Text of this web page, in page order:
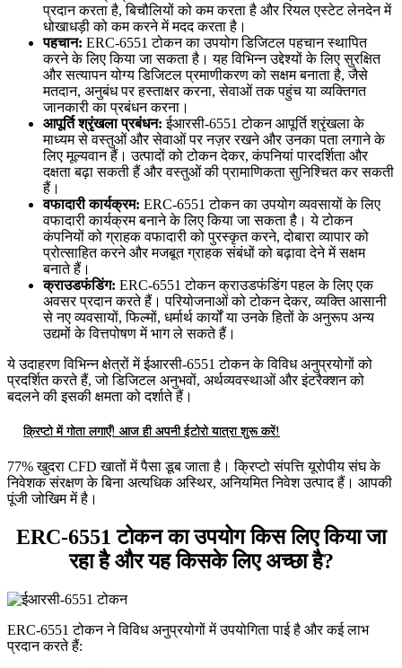
प्रदान करता है, बिचौलियों को कम करता है और रियल एस्टेट लेनदेन में
धोखाधड़ी को कम करने में मदद करता है।
पहचान: ERC-6551 टोकन का उपयोग डिजिटल पहचान स्थापित
करने के लिए किया जा सकता है। यह विभिन्न उद्देश्यों के लिए सुरक्षित
और सत्यापन योग्य डिजिटल प्रमाणीकरण को सक्षम बनाता है, जैसे
मतदान, अनुबंध पर हस्ताक्षर करना, सेवाओं तक पहुंच या व्यक्तिगत
जानकारी का प्रबंधन करना।
आपूर्ति श्रृंखला प्रबंधन: ईआरसी-6551 टोकन आपूर्ति श्रृंखला के
माध्यम से वस्तुओं और सेवाओं पर नज़र रखने और उनका पता लगाने के
लिए मूल्यवान हैं। उत्पादों को टोकन देकर, कंपनियां पारदर्शिता और
दक्षता बढ़ा सकती हैं और वस्तुओं की प्रामाणिकता सुनिश्चित कर सकती
हैं।
वफादारी कार्यक्रम: ERC-6551 टोकन का उपयोग व्यवसायों के लिए
वफादारी कार्यक्रम बनाने के लिए किया जा सकता है। ये टोकन
कंपनियों को ग्राहक वफादारी को पुरस्कृत करने, दोबारा व्यापार को
प्रोत्साहित करने और मजबूत ग्राहक संबंधों को बढ़ावा देने में सक्षम
बनाते हैं।
क्राउडफंडिंग: ERC-6551 टोकन क्राउडफंडिंग पहल के लिए एक
अवसर प्रदान करते हैं। परियोजनाओं को टोकन देकर, व्यक्ति आसानी
से नए व्यवसायों, फिल्मों, धर्मार्थ कार्यों या उनके हितों के अनुरूप अन्य
उद्यमों के वित्तपोषण में भाग ले सकते हैं।
ये उदाहरण विभिन्न क्षेत्रों में ईआरसी-6551 टोकन के विविध अनुप्रयोगों को
प्रदर्शित करते हैं, जो डिजिटल अनुभवों, अर्थव्यवस्थाओं और इंटरैक्शन को
बदलने की इसकी क्षमता को दर्शाते हैं।
क्रिप्टो में गोता लगाएँ! आज ही अपनी ईटोरो यात्रा शुरू करें!
77% खुदरा CFD खातों में पैसा डूब जाता है। क्रिप्टो संपत्ति यूरोपीय संघ के
निवेशक संरक्षण के बिना अत्यधिक अस्थिर, अनियमित निवेश उत्पाद हैं। आपकी
पूंजी जोखिम में है।
ERC-6551 टोकन का उपयोग किस लिए किया जा
रहा है और यह किसके लिए अच्छा है?
ERC-6551 टोकन ने विविध अनुप्रयोगों में उपयोगिता पाई है और कई लाभ
प्रदान करते हैं: